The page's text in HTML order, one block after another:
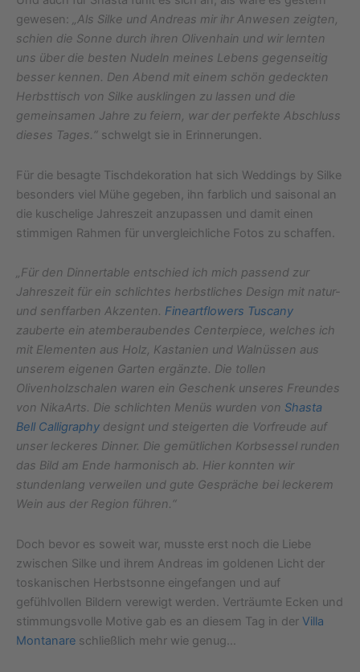
gewesen: „Als Silke und Andreas mir ihr Anwesen zeigten,
schien die Sonne durch ihren Olivenhain und wir lernten
uns über die besten Nudeln meines Lebens gegenseitig
besser kennen. Den Abend mit einem schön gedeckten
Herbsttisch von Silke ausklingen zu lassen und die
gemeinsamen Jahre zu feiern, war der perfekte Abschluss
dieses Tages.“ schwelgt sie in Erinnerungen.
Für die besagte Tischdekoration hat sich Weddings by Silke
besonders viel Mühe gegeben, ihn farblich und saisonal an
die kuschelige Jahreszeit anzupassen und damit einen
stimmigen Rahmen für unvergleichliche Fotos zu schaffen.
„Für den Dinnertable entschied ich mich passend zur
Jahreszeit für ein schlichtes herbstliches Design mit natur-
und senffarben Akzenten. Fineartflowers Tuscany
zauberte ein atemberaubendes Centerpiece, welches ich
mit Elementen aus Holz, Kastanien und Walnüssen aus
unserem eigenen Garten ergänzte. Die tollen
Olivenholzschalen waren ein Geschenk unseres Freundes
von NikaArts. Die schlichten Menüs wurden von Shasta
Bell Calligraphy designt und steigerten die Vorfreude auf
unser leckeres Dinner. Die gemütlichen Korbsessel runden
das Bild am Ende harmonisch ab. Hier konnten wir
stundenlang verweilen und gute Gespräche bei leckerem
Wein aus der Region führen.“
Doch bevor es soweit war, musste erst noch die Liebe
zwischen Silke und ihrem Andreas im goldenen Licht der
toskanischen Herbstsonne eingefangen und auf
gefühlvollen Bildern verewigt werden. Verträumte Ecken und
stimmungsvolle Motive gab es an diesem Tag in der Villa
Montanare schließlich mehr wie genug…